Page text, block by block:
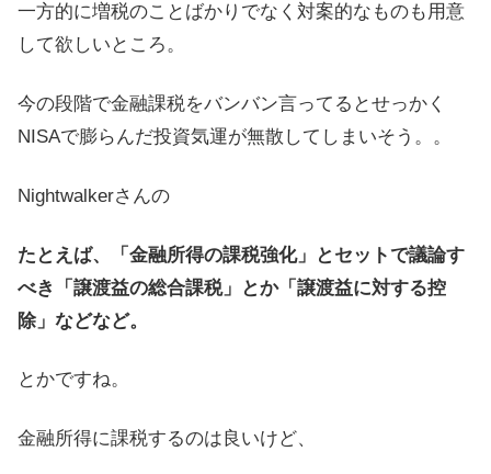
一方的に増税のことばかりでなく対案的なものも用意
して欲しいところ。
今の段階で金融課税をバンバン言ってるとせっかく
NISAで膨らんだ投資気運が無散してしまいそう。。
Nightwalkerさんの
たとえば、「金融所得の課税強化」とセットで議論す
べき「譲渡益の総合課税」とか「譲渡益に対する控
除」などなど。
とかですね。
金融所得に課税するのは良いけど、